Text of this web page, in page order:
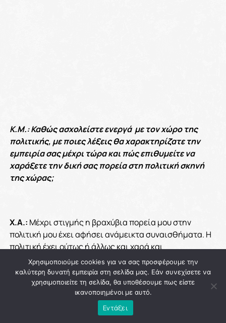
Κ.Μ.: Καθώς ασχολείστε ενεργά με τον χώρο της
πολιτικής, με ποιες λέξεις θα χαρακτηρίζατε την
εμπειρία σας μέχρι τώρα και πώς επιθυμείτε να
χαράξετε την δική σας πορεία στη πολιτική σκηνή
της χώρας;
Χ.Α.: Μέχρι στιγμής η βραχύβια πορεία μου στην
πολιτική μου έχει αφήσει ανάμεικτα συναισθήματα. Η
πολιτική έχει ούτως ή άλλως και χαρά και
απογοήτευση, απλώς έμαθα την απογοήτευση να την
μετουσιώνω σε δύναμη και ενθουσιασμό ώστε να
συνεχίσω να αγωνίζομαι γι’ αυτά που πιστεύω. Γνώρισα
πολλούς σημαντικούς ανθρώπους καθώς και
αξιόλογους νέους που μου απέδειξαν ότι η γενιά μας
Χρησιμοποιούμε cookies για να σας προσφέρουμε την
καλύτερη δυνατή εμπειρία στη σελίδα μας. Εάν συνεχίσετε να
χρησιμοποιείτε τη σελίδα, θα υποθέσουμε πως είστε
ικανοποιημένοι με αυτό.
Εντάξει